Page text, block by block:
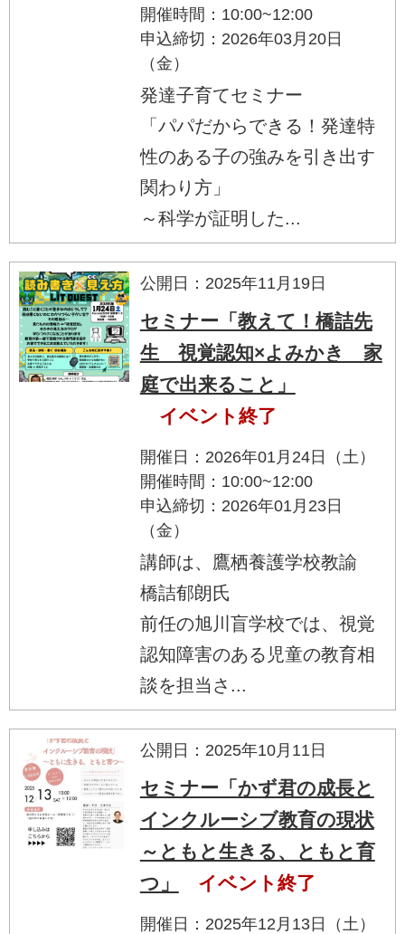
開催時間：10:00~12:00
申込締切：2026年03月20日
（金）
発達子育てセミナー
「パパだからできる！発達特
性のある子の強みを引き出す
関わり方」
～科学が証明した...
公開日：2025年11月19日
セミナー「教えて！橋詰先
生 視覚認知×よみかき 家
庭で出来ること」
イベント終了
開催日：2026年01月24日（土）
開催時間：10:00~12:00
申込締切：2026年01月23日
（金）
講師は、鷹栖養護学校教諭
橋詰郁朗氏
前任の旭川盲学校では、視覚
認知障害のある児童の教育相
談を担当さ...
公開日：2025年10月11日
セミナー「かず君の成長と
インクルーシブ教育の現状
～ともと生きる、ともと育
つ」
イベント終了
開催日：2025年12月13日（土）